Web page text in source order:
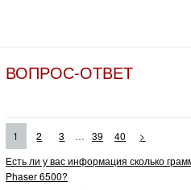
ВОПРОС-ОТВЕТ
1 2 3 ... 39 40
>
Есть ли у вас информация сколько
Phaser 6500?